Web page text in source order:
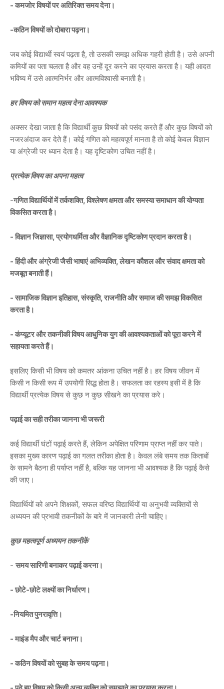
- कमजोर विषयों पर अतिरिक्त समय देना।
-कठिन विषयों को दोबारा पढ़ना।
जब कोई विद्यार्थी स्वयं पढ़ता है, तो उसकी समझ अधिक गहरी होती है। उसे अपनी
कमियों का पता चलता है और वह उन्हें दूर करने का प्रयास करता है। यही आदत
भविष्य में उसे आत्मनिर्भर और आत्मविश्वासी बनाती है।
हर विषय को समान महत्व देना आवश्यक
अक्सर देखा जाता है कि विद्यार्थी कुछ विषयों को पसंद करते हैं और कुछ विषयों को
नजरअंदाज कर देते हैं। कोई गणित को महत्वपूर्ण मानता है तो कोई केवल विज्ञान
या अंग्रेजी पर ध्यान देता है। यह दृष्टिकोण उचित नहीं है।
प्रत्येक विषय का अपना महत्व
-गणित विद्यार्थियों में तर्कशक्ति, विश्लेषण क्षमता और समस्या समाधान की योग्यता
विकसित करता है।
- विज्ञान जिज्ञासा, प्रयोगधर्मिता और वैज्ञानिक दृष्टिकोण प्रदान करता है।
- हिंदी और अंग्रेजी जैसी भाषाएं अभिव्यक्ति, लेखन कौशल और संवाद क्षमता को
मजबूत बनाती हैं।
- सामाजिक विज्ञान इतिहास, संस्कृति, राजनीति और समाज की समझ विकसित
करता है।
- कंप्यूटर और तकनीकी विषय आधुनिक युग की आवश्यकताओं को पूरा करने में
सहायता करते हैं।
इसलिए किसी भी विषय को कमतर आंकना उचित नहीं है। हर विषय जीवन में
किसी न किसी रूप में उपयोगी सिद्ध होता है। सफलता का रहस्य इसी में है कि
विद्यार्थी प्रत्येक विषय से कुछ न कुछ सीखने का प्रयास करे।
पढ़ाई का सही तरीका जानना भी जरूरी
कई विद्यार्थी घंटों पढ़ाई करते हैं, लेकिन अपेक्षित परिणाम प्राप्त नहीं कर पाते।
इसका मुख्य कारण पढ़ाई का गलत तरीका होता है। केवल लंबे समय तक किताबों
के सामने बैठना ही पर्याप्त नहीं है, बल्कि यह जानना भी आवश्यक है कि पढ़ाई कैसे
की जाए।
विद्यार्थियों को अपने शिक्षकों, सफल वरिष्ठ विद्यार्थियों या अनुभवी व्यक्तियों से
अध्ययन की प्रभावी तकनीकों के बारे में जानकारी लेनी चाहिए।
कुछ महत्वपूर्ण अध्ययन तकनीकें
- समय सारिणी बनाकर पढ़ाई करना।
- छोटे-छोटे लक्ष्यों का निर्धारण।
-नियमित पुनरावृत्ति।
- माइंड मैप और चार्ट बनाना।
- कठिन विषयों को सुबह के समय पढ़ना।